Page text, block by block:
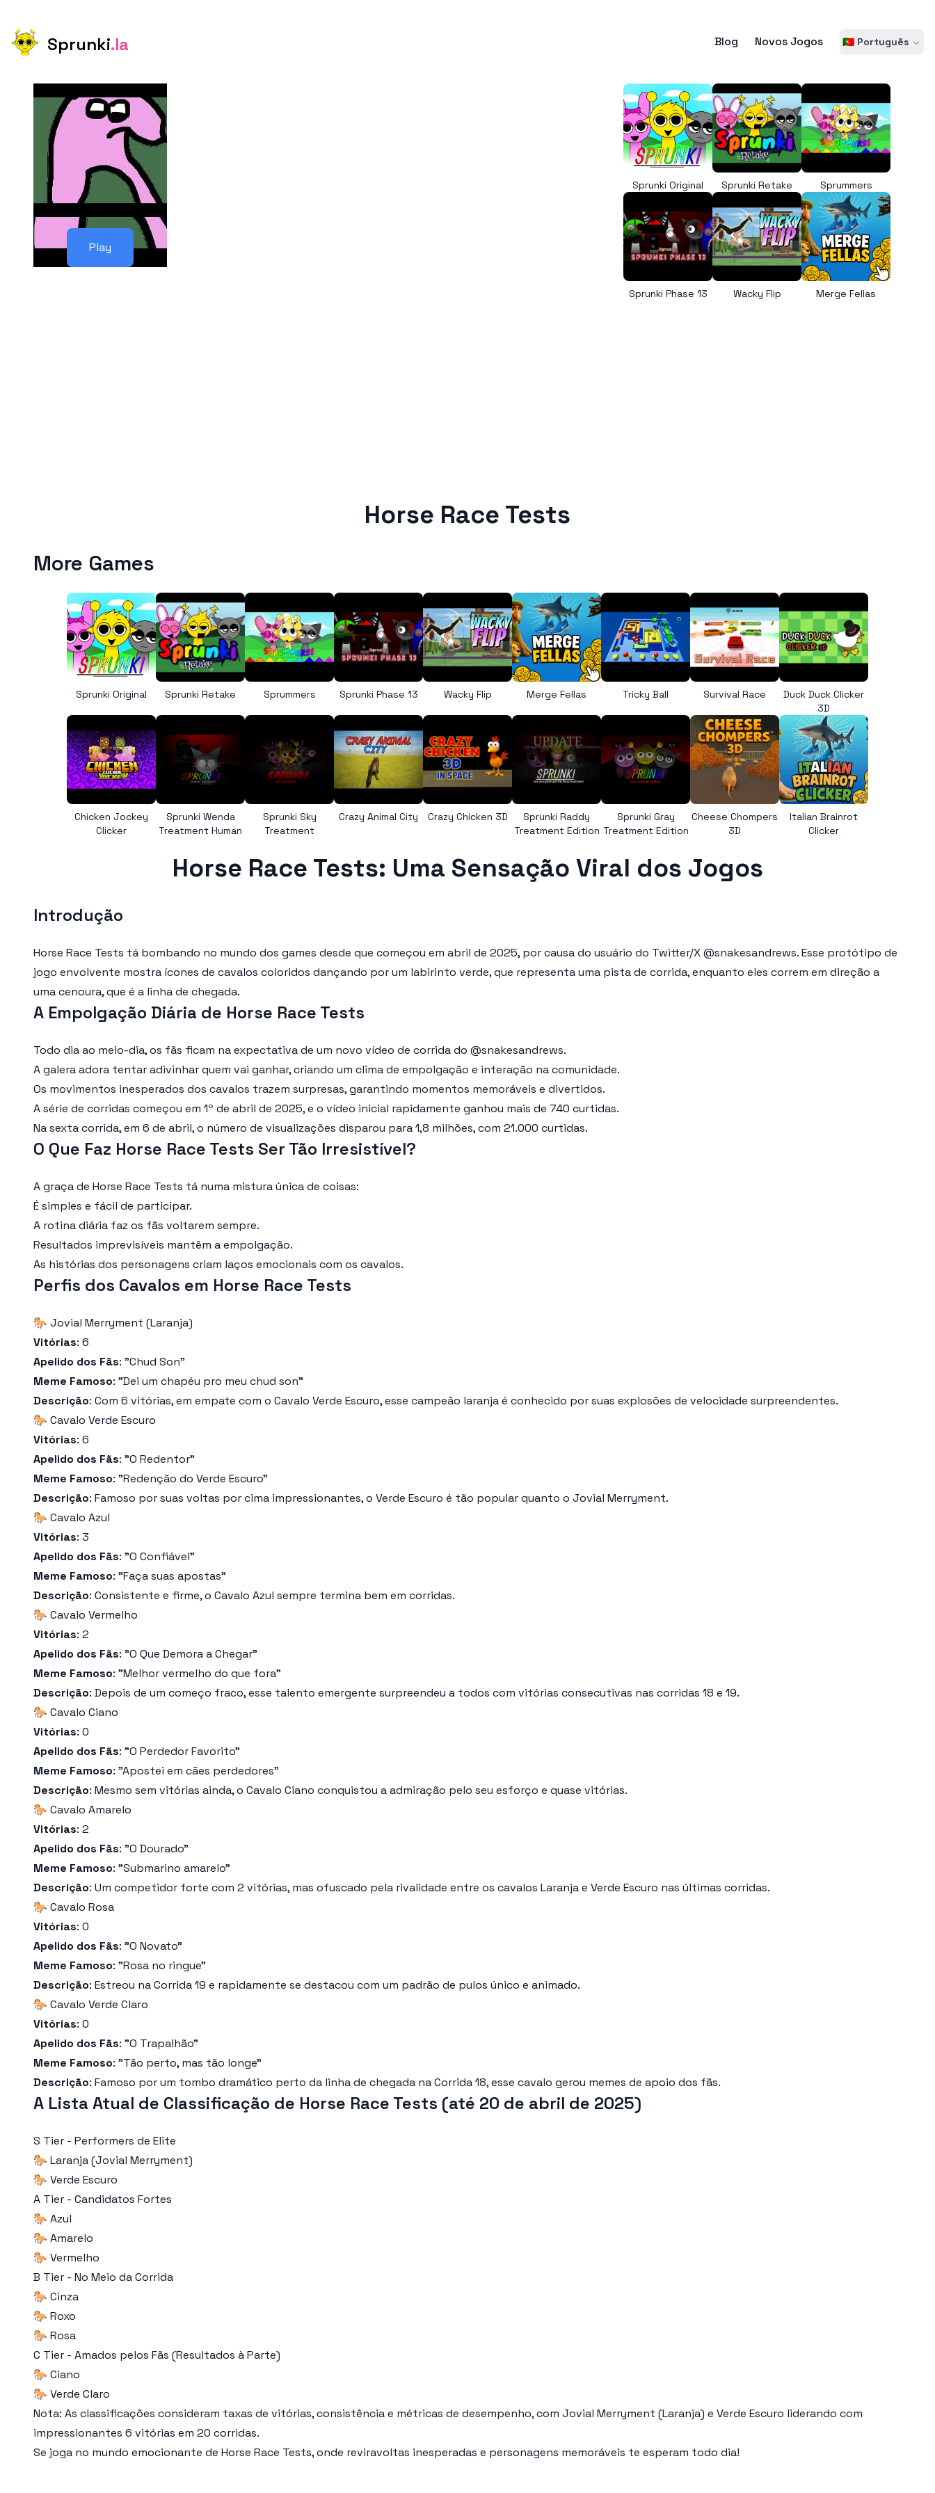
Sprunki.la Blog Novos Jogos 🇵🇹 Português
Play
Sprunki Original Sprunki Retake Sprummers
Sprunki Phase 13 Wacky Flip Merge Fellas
Horse Race Tests
More Games
Sprunki Original Sprunki Retake Sprummers Sprunki Phase 13 Wacky Flip Merge Fellas Tricky Ball Survival Race
Duck Duck Clicker
3D
Chicken Jockey
Clicker
Sprunki Wenda
Treatment Human
Sprunki Sky
Treatment
Crazy Animal City Crazy Chicken 3D
Sprunki Raddy
Treatment Edition
Sprunki Gray
Treatment Edition
Cheese Chompers
3D
Italian Brainrot
Clicker
Horse Race Tests: Uma Sensação Viral dos Jogos
Introdução
Horse Race Tests tá bombando no mundo dos games desde que começou em abril de 2025, por causa do usuário do Twitter/X @snakesandrews. Esse protótipo de
jogo envolvente mostra ícones de cavalos coloridos dançando por um labirinto verde, que representa uma pista de corrida, enquanto eles correm em direção a
uma cenoura, que é a linha de chegada.
A Empolgação Diária de Horse Race Tests
Todo dia ao meio-dia, os fãs ficam na expectativa de um novo vídeo de corrida do @snakesandrews.
A galera adora tentar adivinhar quem vai ganhar, criando um clima de empolgação e interação na comunidade.
Os movimentos inesperados dos cavalos trazem surpresas, garantindo momentos memoráveis e divertidos.
A série de corridas começou em 1º de abril de 2025, e o vídeo inicial rapidamente ganhou mais de 740 curtidas.
Na sexta corrida, em 6 de abril, o número de visualizações disparou para 1,8 milhões, com 21.000 curtidas.
O Que Faz Horse Race Tests Ser Tão Irresistível?
A graça de Horse Race Tests tá numa mistura única de coisas:
É simples e fácil de participar.
A rotina diária faz os fãs voltarem sempre.
Resultados imprevisíveis mantêm a empolgação.
As histórias dos personagens criam laços emocionais com os cavalos.
Perfis dos Cavalos em Horse Race Tests
🐎 Jovial Merryment (Laranja)
Vitórias: 6
Apelido dos Fãs: "Chud Son"
Meme Famoso: "Dei um chapéu pro meu chud son"
Descrição: Com 6 vitórias, em empate com o Cavalo Verde Escuro, esse campeão laranja é conhecido por suas explosões de velocidade surpreendentes.
🐎 Cavalo Verde Escuro
Vitórias: 6
Apelido dos Fãs: "O Redentor"
Meme Famoso: "Redenção do Verde Escuro"
Descrição: Famoso por suas voltas por cima impressionantes, o Verde Escuro é tão popular quanto o Jovial Merryment.
🐎 Cavalo Azul
Vitórias: 3
Apelido dos Fãs: "O Confiável"
Meme Famoso: "Faça suas apostas"
Descrição: Consistente e firme, o Cavalo Azul sempre termina bem em corridas.
🐎 Cavalo Vermelho
Vitórias: 2
Apelido dos Fãs: "O Que Demora a Chegar"
Meme Famoso: "Melhor vermelho do que fora"
Descrição: Depois de um começo fraco, esse talento emergente surpreendeu a todos com vitórias consecutivas nas corridas 18 e 19.
🐎 Cavalo Ciano
Vitórias: 0
Apelido dos Fãs: "O Perdedor Favorito"
Meme Famoso: "Apostei em cães perdedores"
Descrição: Mesmo sem vitórias ainda, o Cavalo Ciano conquistou a admiração pelo seu esforço e quase vitórias.
🐎 Cavalo Amarelo
Vitórias: 2
Apelido dos Fãs: "O Dourado"
Meme Famoso: "Submarino amarelo"
Descrição: Um competidor forte com 2 vitórias, mas ofuscado pela rivalidade entre os cavalos Laranja e Verde Escuro nas últimas corridas.
🐎 Cavalo Rosa
Vitórias: 0
Apelido dos Fãs: "O Novato"
Meme Famoso: "Rosa no ringue"
Descrição: Estreou na Corrida 19 e rapidamente se destacou com um padrão de pulos único e animado.
🐎 Cavalo Verde Claro
Vitórias: 0
Apelido dos Fãs: "O Trapalhão"
Meme Famoso: "Tão perto, mas tão longe"
Descrição: Famoso por um tombo dramático perto da linha de chegada na Corrida 18, esse cavalo gerou memes de apoio dos fãs.
A Lista Atual de Classificação de Horse Race Tests (até 20 de abril de 2025)
S Tier - Performers de Elite
🐎 Laranja (Jovial Merryment)
🐎 Verde Escuro
A Tier - Candidatos Fortes
🐎 Azul
🐎 Amarelo
🐎 Vermelho
B Tier - No Meio da Corrida
🐎 Cinza
🐎 Roxo
🐎 Rosa
C Tier - Amados pelos Fãs (Resultados à Parte)
🐎 Ciano
🐎 Verde Claro
Nota: As classificações consideram taxas de vitórias, consistência e métricas de desempenho, com Jovial Merryment (Laranja) e Verde Escuro liderando com
impressionantes 6 vitórias em 20 corridas.
Se joga no mundo emocionante de Horse Race Tests, onde reviravoltas inesperadas e personagens memoráveis te esperam todo dia!